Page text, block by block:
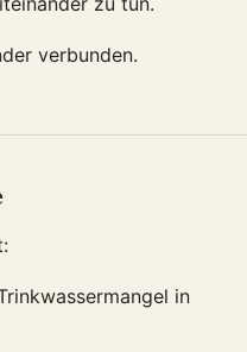
verbunden.
in